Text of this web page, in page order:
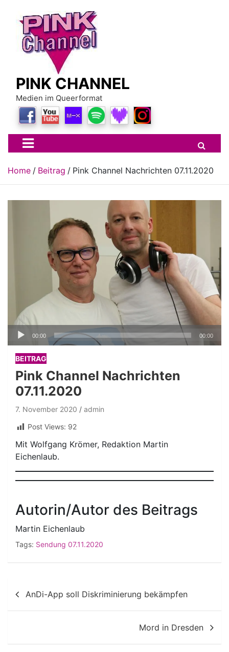
content
PINK CHANNEL
Medien im Queerformat
Home Beitrag Pink Channel Nachrichten 07.11.2020
Audio-
Player
00:00 00:00
BEITRAG
Pink Channel Nachrichten
07.11.2020
7. November 2020
admin
Post Views: 92
Mit Wolfgang Krömer, Redaktion Martin
Eichenlaub.
Autorin/Autor des Beitrags
Martin Eichenlaub
Tags: Sendung 07.11.2020
Beitragsnavigation
AnDi-App soll Diskriminierung bekämpfen
Mord in Dresden